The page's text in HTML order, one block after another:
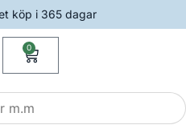
köp i 365 dagar
0